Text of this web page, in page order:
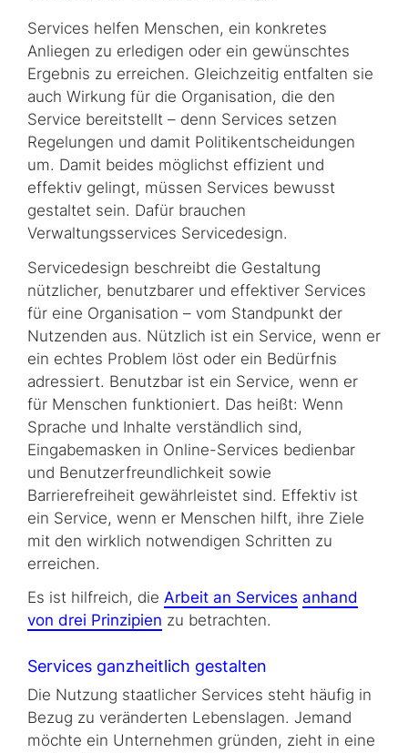
Services helfen Menschen, ein konkretes
Anliegen zu erledigen oder ein gewünschtes
Ergebnis zu erreichen. Gleichzeitig entfalten sie
auch Wirkung für die Organisation, die den
Service bereitstellt – denn Services setzen
Regelungen und damit Politikentscheidungen
um. Damit beides möglichst effizient und
effektiv gelingt, müssen Services bewusst
gestaltet sein. Dafür brauchen
Verwaltungsservices Servicedesign.
Servicedesign beschreibt die Gestaltung
nützlicher, benutzbarer und effektiver Services
für eine Organisation – vom Standpunkt der
Nutzenden aus. Nützlich ist ein Service, wenn er
ein echtes Problem löst oder ein Bedürfnis
adressiert. Benutzbar ist ein Service, wenn er
für Menschen funktioniert. Das heißt: Wenn
Sprache und Inhalte verständlich sind,
Eingabemasken in Online-Services bedienbar
und Benutzerfreundlichkeit sowie
Barrierefreiheit gewährleistet sind. Effektiv ist
ein Service, wenn er Menschen hilft, ihre Ziele
mit den wirklich notwendigen Schritten zu
erreichen.
Es ist hilfreich, die Arbeit an Services anhand
von drei Prinzipien zu betrachten.
Services ganzheitlich gestalten
Die Nutzung staatlicher Services steht häufig in
Bezug zu veränderten Lebenslagen. Jemand
möchte ein Unternehmen gründen, zieht in eine